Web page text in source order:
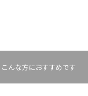
こんな方におすすめです